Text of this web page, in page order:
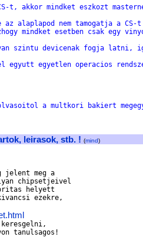
t, akkor mindket eszkozt
alaplapod nem tamogatja a CS-
mindket esetben csak egy
szintu devicenak fogja latni,
egyutt egyetlen operacios
a multkori bakiert
leirasok, stb. ! (mind)
jelent meg a
chipsetjeivel
helyett
ezekre,
tanulsagos!